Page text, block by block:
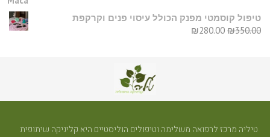
טיפול קוסמטי מפנק הכולל עיסוי פנים וקרקפת
₪350.00
₪280.00
טיליה מרכז לרפואה משלימה וטיפולים הוליסטיים היא קליניקה שיתופית